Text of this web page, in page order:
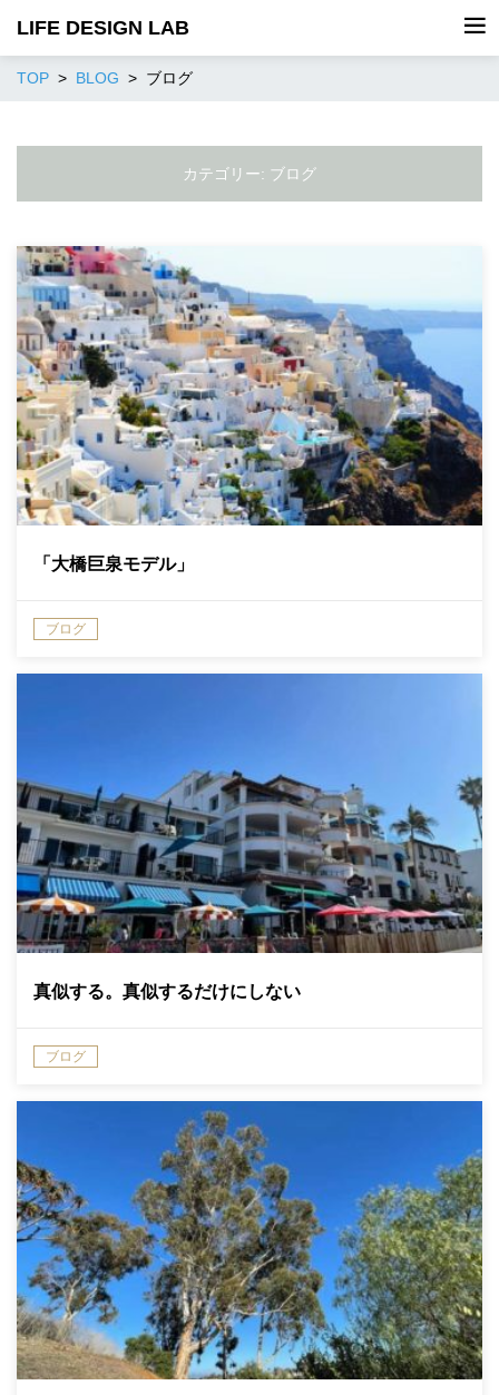
LIFE DESIGN LAB
TOP BLOG ブログ
カテゴリー: ブログ
「大橋巨泉モデル」
ブログ
真似する。真似するだけにしない
ブログ